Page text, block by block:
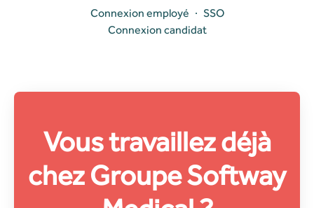
Connexion employé · SSO
Connexion candidat
Vous travaillez déjà
chez Groupe Softway